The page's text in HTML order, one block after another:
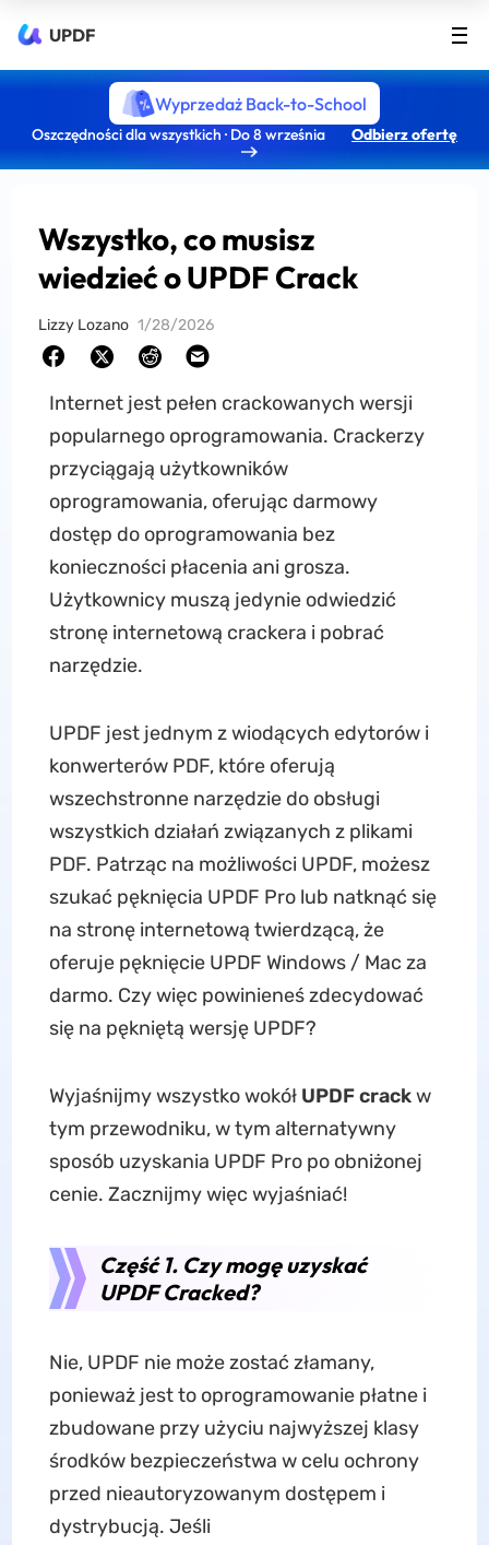
UPDF
Wyprzedaż Back-to-School
Oszczędności dla wszystkich · Do 8 września Odbierz ofertę
Wszystko, co musisz
wiedzieć o UPDF Crack
Lizzy Lozano 1/28/2026
Internet jest pełen crackowanych wersji
popularnego oprogramowania. Crackerzy
przyciągają użytkowników
oprogramowania, oferując darmowy
dostęp do oprogramowania bez
konieczności płacenia ani grosza.
Użytkownicy muszą jedynie odwiedzić
stronę internetową crackera i pobrać
narzędzie.
UPDF jest jednym z wiodących edytorów i
konwerterów PDF, które oferują
wszechstronne narzędzie do obsługi
wszystkich działań związanych z plikami
PDF. Patrząc na możliwości UPDF, możesz
szukać pęknięcia UPDF Pro lub natknąć się
na stronę internetową twierdzącą, że
oferuje pęknięcie UPDF Windows / Mac za
darmo. Czy więc powinieneś zdecydować
się na pękniętą wersję UPDF?
Wyjaśnijmy wszystko wokół UPDF crackw
tym przewodniku, w tym alternatywny
sposób uzyskania UPDF Pro po obniżonej
cenie. Zacznijmy więc wyjaśniać!
Część 1. Czy mogę uzyskać
UPDF Cracked?
Nie, UPDF nie może zostać złamany,
ponieważ jest to oprogramowanie płatne i
zbudowane przy użyciu najwyższej klasy
środków bezpieczeństwa w celu ochrony
przed nieautoryzowanym dostępem i
dystrybucją. Jeśli